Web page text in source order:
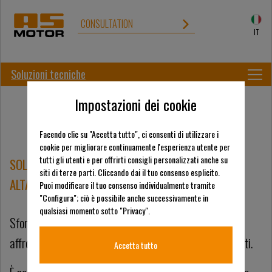
CONSULTATION
IT
Soluzioni tecniche
SOLUZIONI TECNICHE PER LA FALCIATURA DI ERBA
ALTA
Sfortunatamente, la conservazione della natura deve
affrontare un dilemma quando si tratta di falciare i prati.
Impostazioni dei cookie
Facendo clic su "Accetta tutto", ci consenti di utilizzare i
cookie per migliorare continuamente l'esperienza utente per
tutti gli utenti e per offrirti consigli personalizzati anche su
siti di terze parti. Cliccando dai il tuo consenso esplicito.
Puoi modificare il tuo consenso individualmente tramite
"Configura"; ciò è possibile anche successivamente in
qualsiasi momento sotto "Privacy".
Accetta tutto